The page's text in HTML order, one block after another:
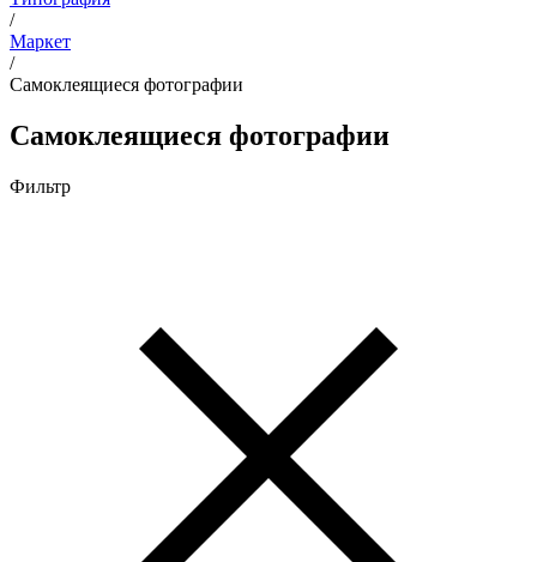
/
Маркет
/
Самоклеящиеся фотографии
Самоклеящиеся фотографии
Фильтр